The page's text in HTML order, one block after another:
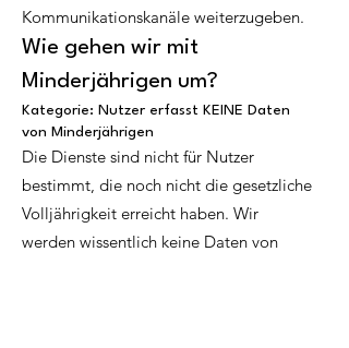
Kommunikationskanäle weiterzugeben.
Wie gehen wir mit
Minderjährigen um?
Kategorie: Nutzer erfasst KEINE Daten
von Minderjährigen
Die Dienste sind nicht für Nutzer
bestimmt, die noch nicht die gesetzliche
Volljährigkeit erreicht haben. Wir
werden wissentlich keine Daten von